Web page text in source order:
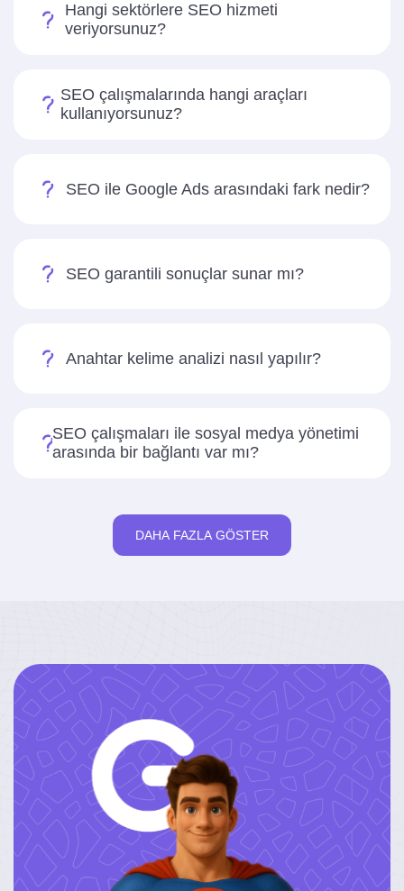
Hangi sektörlere SEO hizmeti
veriyorsunuz?
SEO çalışmalarında hangi araçları
kullanıyorsunuz?
SEO ile Google Ads arasındaki fark nedir?
SEO garantili sonuçlar sunar mı?
Anahtar kelime analizi nasıl yapılır?
SEO çalışmaları ile sosyal medya yönetimi
arasında bir bağlantı var mı?
DAHA FAZLA GÖSTER